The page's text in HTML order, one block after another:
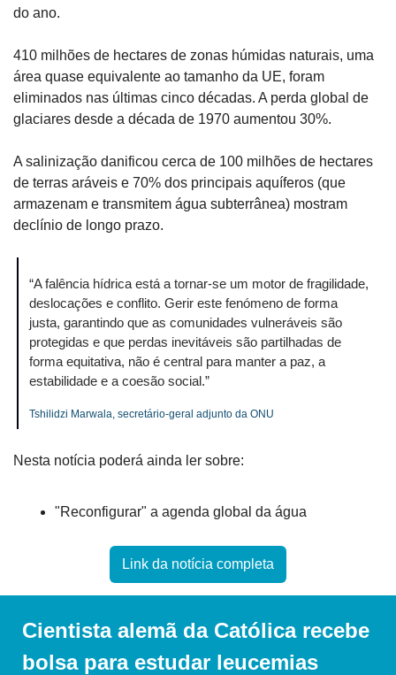
do ano.
410 milhões de hectares de zonas húmidas naturais, uma
área quase equivalente ao tamanho da UE, foram
eliminados nas últimas cinco décadas. A perda global de
glaciares desde a década de 1970 aumentou 30%.
A salinização danificou cerca de 100 milhões de hectares
de terras aráveis e 70% dos principais aquíferos (que
armazenam e transmitem água subterrânea) mostram
declínio de longo prazo.
“A falência hídrica está a tornar-se um motor de fragilidade,
deslocações e conflito. Gerir este fenómeno de forma
justa, garantindo que as comunidades vulneráveis são
protegidas e que perdas inevitáveis são partilhadas de
forma equitativa, não é central para manter a paz, a
estabilidade e a coesão social.”
Tshilidzi Marwala, secretário-geral adjunto da ONU
Nesta notícia poderá ainda ler sobre:
"Reconfigurar" a agenda global da água
Link da notícia completa
Cientista alemã da Católica recebe
bolsa para estudar leucemias